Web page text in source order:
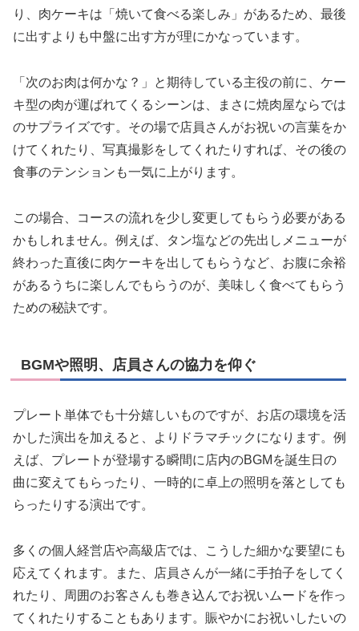
り、肉ケーキは「焼いて食べる楽しみ」があるため、最後
に出すよりも中盤に出す方が理にかなっています。
「次のお肉は何かな？」と期待している主役の前に、ケー
キ型の肉が運ばれてくるシーンは、まさに焼肉屋ならでは
のサプライズです。その場で店員さんがお祝いの言葉をか
けてくれたり、写真撮影をしてくれたりすれば、その後の
食事のテンションも一気に上がります。
この場合、コースの流れを少し変更してもらう必要がある
かもしれません。例えば、タン塩などの先出しメニューが
終わった直後に肉ケーキを出してもらうなど、お腹に余裕
があるうちに楽しんでもらうのが、美味しく食べてもらう
ための秘訣です。
BGMや照明、店員さんの協力を仰ぐ
プレート単体でも十分嬉しいものですが、お店の環境を活
かした演出を加えると、よりドラマチックになります。例
えば、プレートが登場する瞬間に店内のBGMを誕生日の
曲に変えてもらったり、一時的に卓上の照明を落としても
らったりする演出です。
多くの個人経営店や高級店では、こうした細かな要望にも
応えてくれます。また、店員さんが一緒に手拍子をしてく
れたり、周囲のお客さんも巻き込んでお祝いムードを作っ
てくれたりすることもあります。賑やかにお祝いしたいの